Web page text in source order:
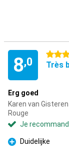
8,0
4
Très
Erg goed
Karen van
Rouge
Je
Pour
Duidelijke